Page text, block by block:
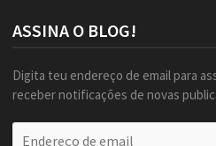
ASSINA O BLOG!
Digita teu endereço de email para
receber notificações de novas